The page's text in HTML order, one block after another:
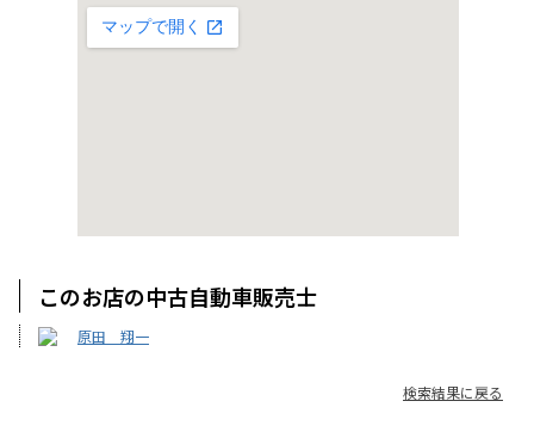
このお店の中古自動車販売士
原田 翔一
検索結果に戻る